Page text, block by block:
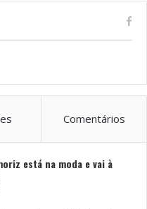
Comentários
está na moda e vai à